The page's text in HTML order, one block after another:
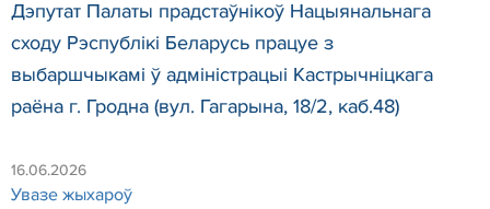
Дэпутат Палаты прадстаўнікоў Нацыянальнага
сходу Рэспублікі Беларусь працуе з
выбаршчыкамі ў адміністрацыі Кастрычніцкага
раёна г. Гродна (вул. Гагарына, 18/2, каб.48)
16.06.2026
Увазе жыхароў